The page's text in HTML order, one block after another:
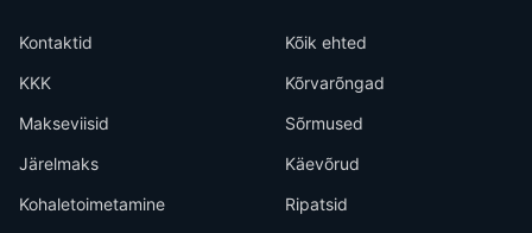
Kontaktid
KKK
Makseviisid
Järelmaks
Kohaletoimetamine
Kõik ehted
Kõrvarõngad
Sõrmused
Käevõrud
Ripatsid